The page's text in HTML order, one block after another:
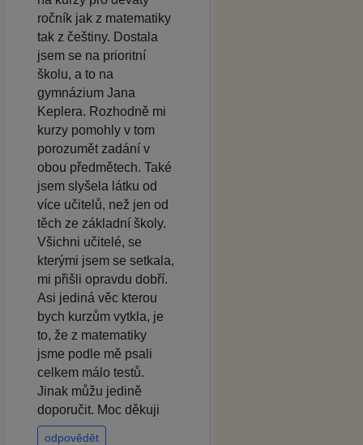
ročník jak z matematiky
tak z češtiny. Dostala
jsem se na prioritní
školu, a to na
gymnázium Jana
Keplera. Rozhodně mi
kurzy pomohly v tom
porozumět zadání v
obou předmětech. Také
jsem slyšela látku od
více učitelů, než jen od
těch ze základní školy.
Všichni učitelé, se
kterými jsem se setkala,
mi přišli opravdu dobří.
Asi jediná věc kterou
bych kurzům vytkla, je
to, že z matematiky
jsme podle mě psali
celkem málo testů.
Jinak můžu jedině
doporučit. Moc děkuji
odpovědět